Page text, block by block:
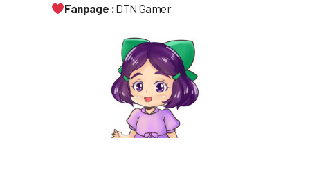
Fanpage :DTN Gamer